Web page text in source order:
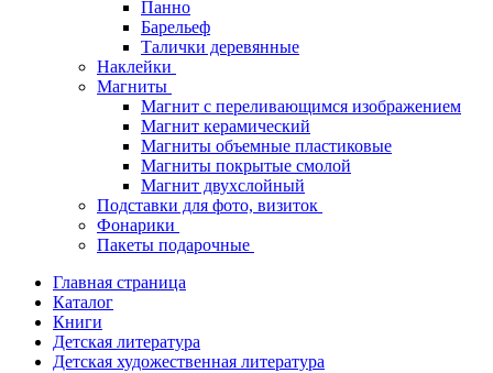
Панно
Барельеф
Талички деревянные
Наклейки
Магниты
Магнит с переливающимся изображением
Магнит керамический
Магниты объемные пластиковые
Магниты покрытые смолой
Магнит двухслойный
Подставки для фото, визиток
Фонарики
Пакеты подарочные
Главная страница
Каталог
Книги
Детская литература
Детская художественная литература